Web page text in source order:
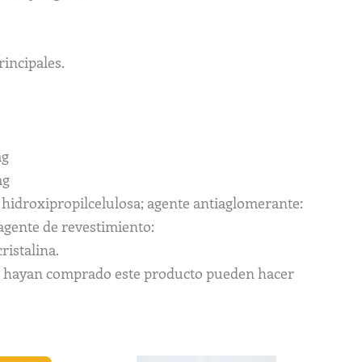
agente antiaglomerante:
de revestimiento:
comprado este producto pueden hacer